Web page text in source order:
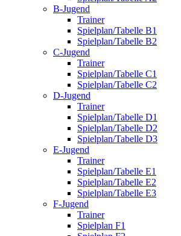
B-Jugend
Trainer
Spielplan/Tabelle B1
Spielplan/Tabelle B2
C-Jugend
Trainer
Spielplan/Tabelle C1
Spielplan/Tabelle C2
D-Jugend
Trainer
Spielplan/Tabelle D1
Spielplan/Tabelle D2
Spielplan/Tabelle D3
E-Jugend
Trainer
Spielplan/Tabelle E1
Spielplan/Tabelle E2
Spielplan/Tabelle E3
F-Jugend
Trainer
Spielplan F1